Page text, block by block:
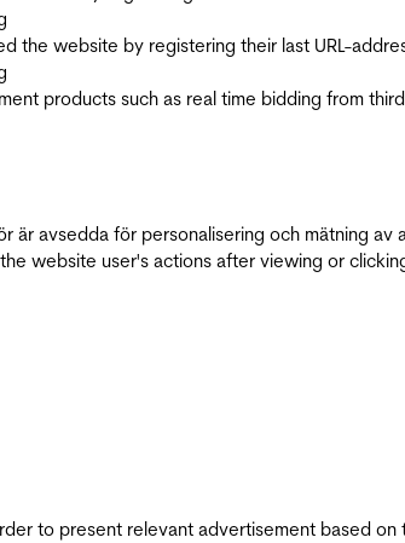
the website by registering their last URL-
products such as real time bidding from
är avsedda för personalisering och mätning
website user's actions after viewing or
to present relevant advertisement based